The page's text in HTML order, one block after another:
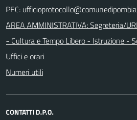
PEC:
AREA AMMINISTRATIVA: Segreteria/
- Cultura e Tempo Libero - Istruzione -
Uffici e orari
Numeri utili
CONTATTI D.P.O.